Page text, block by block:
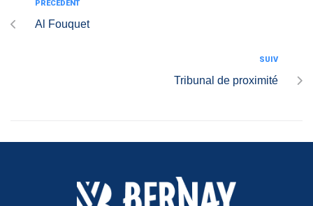
PRÉCÉDENT
Al Fouquet
SUIV
Tribunal de proximité